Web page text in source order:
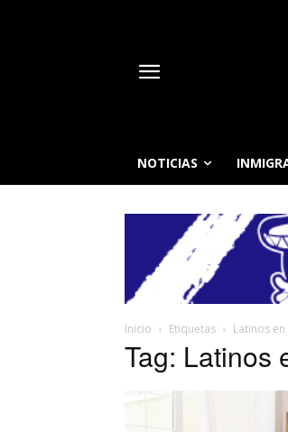
NOTICIAS
Inicio Etiquetas Latinos
Tag: Latinos